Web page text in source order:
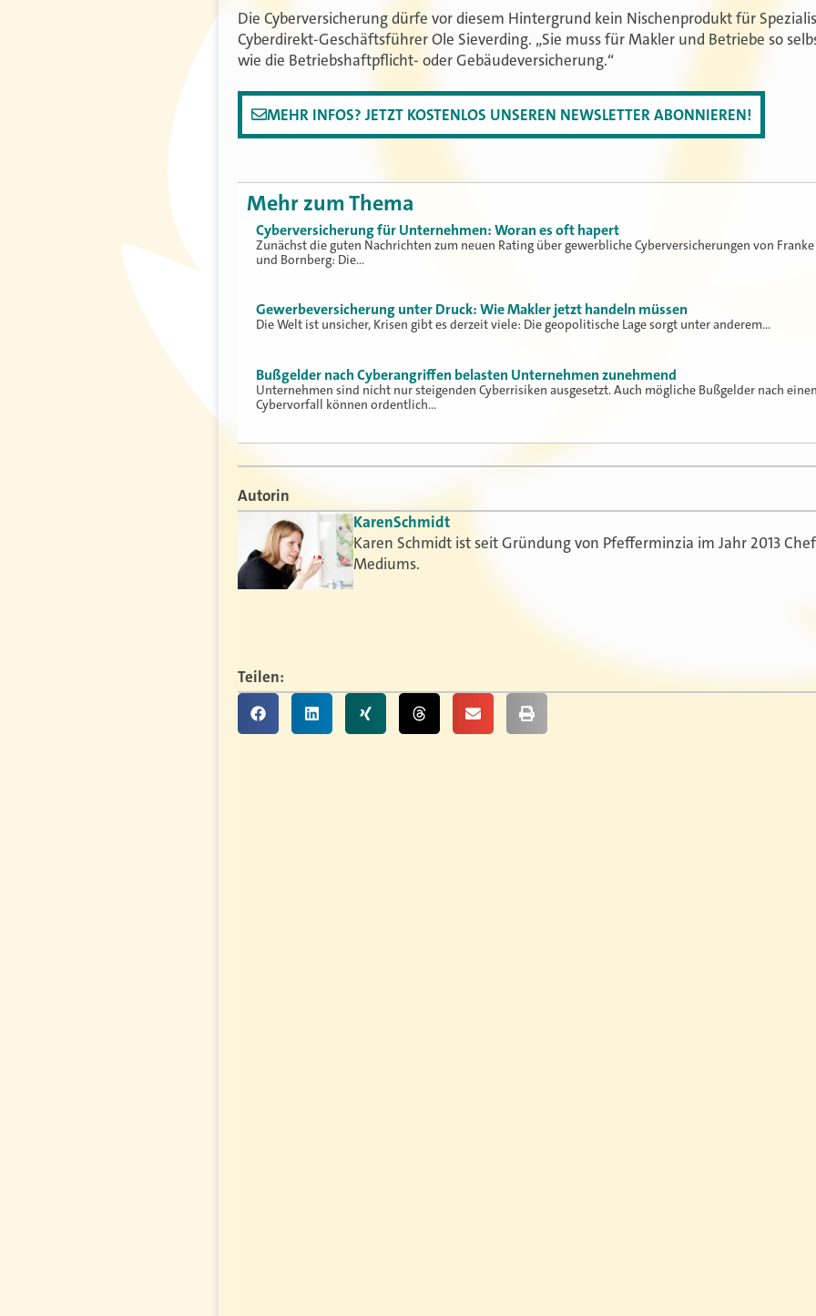
Die Cyberversicherung dürfe vor diesem Hintergrund kein Nischenprodukt für
Cyberdirekt-Geschäftsführer Ole Sieverding. „Sie muss für Makler und Betriebe so
wie die Betriebshaftpflicht- oder Gebäudeversicherung.“
MEHR INFOS? JETZT KOSTENLOS UNSEREN NEWSLETTER ABONNIEREN!
Mehr zum Thema
Cyberversicherung für Unternehmen: Woran es oft hapert
Zunächst die guten Nachrichten zum neuen Rating über gewerbliche Cyberversicherungen von Franke
und Bornberg: Die…
Gewerbeversicherung unter Druck: Wie Makler jetzt handeln müssen
Die Welt ist unsicher, Krisen gibt es derzeit viele: Die geopolitische Lage sorgt unter anderem…
Bußgelder nach Cyberangriffen belasten Unternehmen zunehmend
Unternehmen sind nicht nur steigenden Cyberrisiken ausgesetzt. Auch mögliche Bußgelder nach
Cybervorfall können ordentlich…
Autorin
KarenSchmidt
Karen Schmidt ist seit Gründung von Pfefferminzia im Jahr 2013
Mediums.
Teilen: